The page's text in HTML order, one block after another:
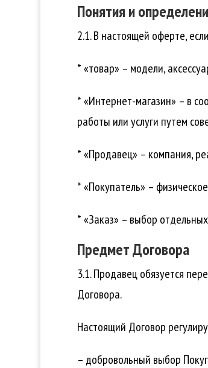
Понятия и
2.1. В настоящей оферте,
* «товар» – модели,
* «Интернет-магазин» – в
работы или услуги путем
* «Продавец» – компания,
* «Покупатель» –
* «Заказ» – выбор
Предмет Договора
3.1. Продавец обязуется
Договора.
Настоящий Договор
– добровольный выбор